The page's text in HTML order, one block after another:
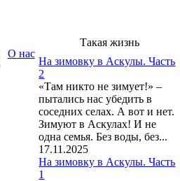
Такая жизнь
На зимовку в Аскулы. Часть
2
«Там никто не зимует!» –
пытались нас убедить в
соседних селах. А вот и нет.
Зимуют в Аскулах! И не
одна семья. Без воды, без...
17.11.2025
На зимовку в Аскулы. Часть
1
О нас